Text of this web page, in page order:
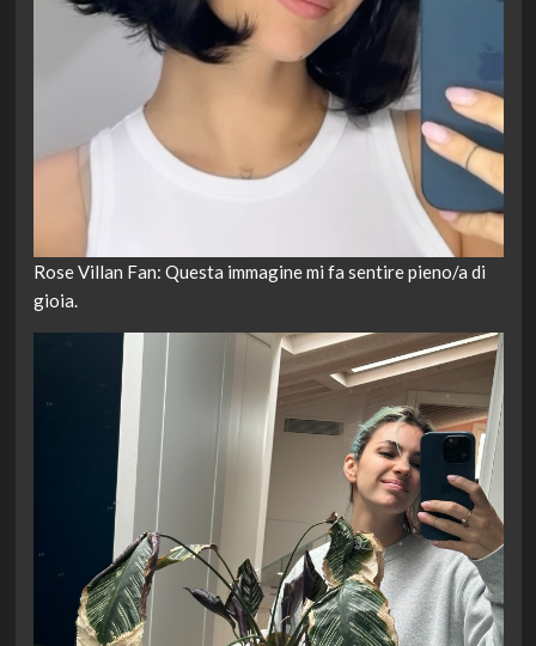
Rose Villan Fan: Questa immagine mi fa sentire pieno/a di
gioia.